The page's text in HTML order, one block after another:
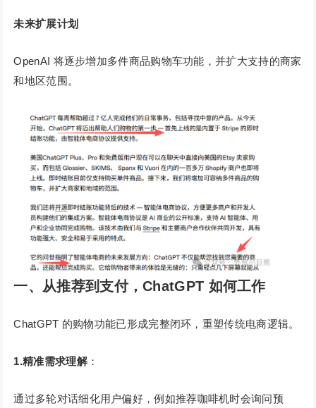
未来扩展计划
OpenAI 将逐步增加多件商品购物车功能，并扩大支持的商家
和地区范围。
一、从推荐到支付，ChatGPT 如何工作
ChatGPT 的购物功能已形成完整闭环，重塑传统电商逻辑。
1.精准需求理解：
通过多轮对话细化用户偏好，例如推荐咖啡机时会询问预